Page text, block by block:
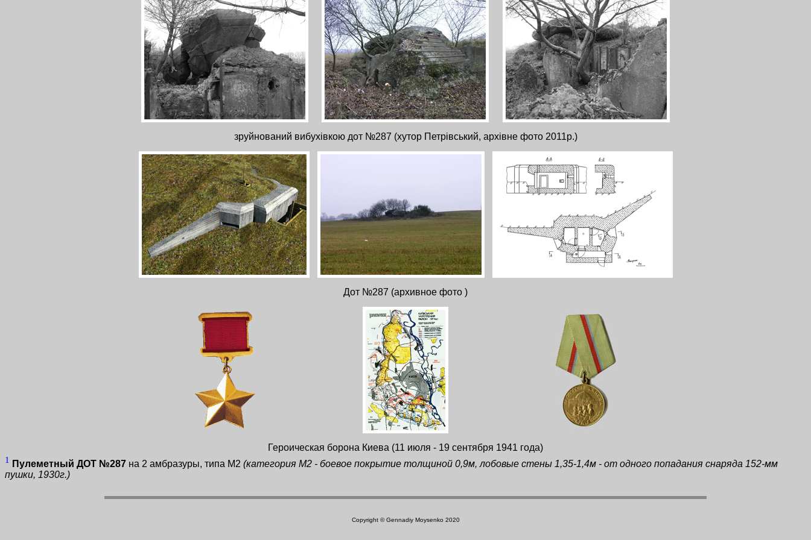
зруйнований вибухівкою дот №287 (хутор Петрівський, архівне фото 2011р.)
Дот №287 (архивное фото )
Героическая борона Киева (11 июля - 19 сентября 1941 года)
1 Пулеметный ДОТ №287 на 2 амбразуры, типа М2 (категория М2 - боевое покрытие толщиной 0,9м, лобовые стены 1,35-1,4м - от одного попадания снаряда 152-мм
пушки, 1930г.)
Copyright © Gennadiy Moysenko 2020